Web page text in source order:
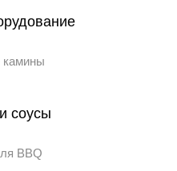
соусы
BBQ